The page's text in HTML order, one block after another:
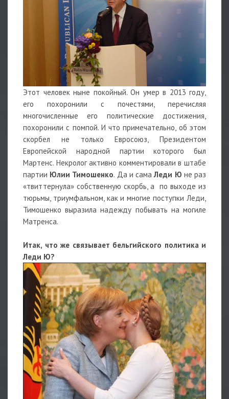
Этот человек ныне покойный. Он умер в 2013 году,
его похоронили с почестями, перечисляя
многочисленные его политические достижения,
похоронили с помпой. И что примечательно, об этом
скорбел не только Евросоюз, Президентом
Европейской народной партии которого был
Мартенс. Некролог активно комментировали в штабе
партии Юлии Тимошенко. Да и самаЛеди Ю не раз
«твиттернула» собственную скорбь, а по выходе из
тюрьмы, триумфальном, как и многие поступки Леди,
Тимошенко выразила надежду побывать на могиле
Матренса.
Итак, что же связывает бельгийского политика и
Леди Ю?